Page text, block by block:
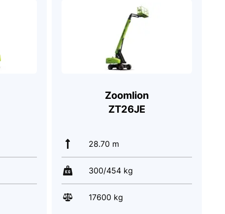
Zoomlion
ZT26JE
28.70 m
300/454 kg
17600 kg